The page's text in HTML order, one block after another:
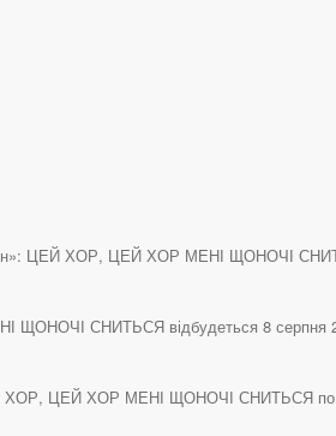
ЦЕЙ ХОР, ЦЕЙ ХОР МЕНІ ЩОНОЧІ
СНИТЬСЯ відбудеться 8 серпня
ХОР, ЦЕЙ ХОР МЕНІ ЩОНОЧІ СНИТЬСЯ по